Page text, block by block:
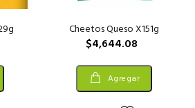
Cheetos Queso X151g
$4,644.08
Agregar